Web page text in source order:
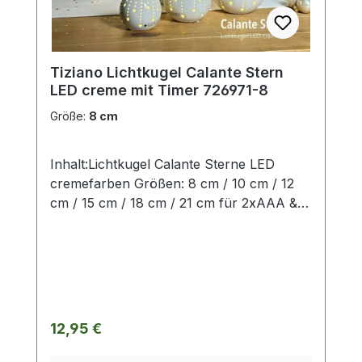
Maßangaben entsprechen der
Herstellerangabe von Tiziano und sind ca-
Werte. Eventuelle Besonderheiten oder
Abweichungen werden gesondert in der
Artikelbeschreibung beschrieben.
Tiziano Lichtkugel Calante Stern
LED creme mit Timer 726971-8
Größe: 8 cm
Inhalt:Lichtkugel Calante Sterne LED
cremefarben Größen: 8 cm / 10 cm / 12
cm / 15 cm / 18 cm / 21 cm für 2xAAA &
Silhouetten. Vielfache
Regulärer Preis:
12,95 €